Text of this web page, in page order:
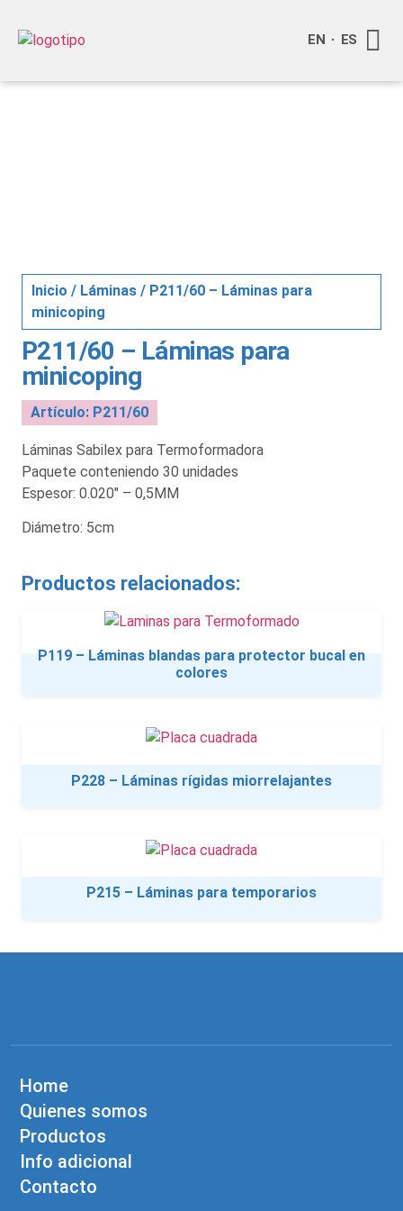
EN ES
Inicio / Láminas / P211/60 – Láminas para
minicoping
P211/60 – Láminas para
minicoping
Artículo: P211/60
Láminas Sabilex para Termoformadora
Paquete conteniendo 30 unidades
Espesor: 0.020″ – 0,5MM
Diámetro: 5cm
Productos relacionados:
P119 – Láminas blandas para protector bucal en
colores
P228 – Láminas rígidas miorrelajantes
P215 – Láminas para temporarios
Home
Quienes somos
Productos
Info adicional
Contacto